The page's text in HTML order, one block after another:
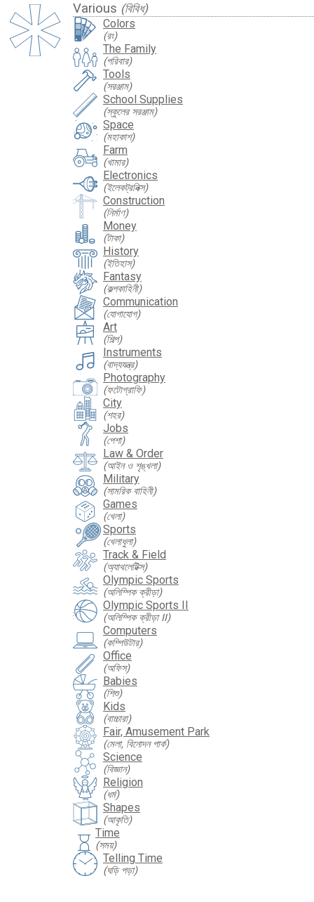
Various (বিবিধ)
Colors
(রং)
The Family
(পরিবার)
Tools
(সরঞ্জাম)
School Supplies
(স্কুলের সরঞ্জাম)
Space
(মহাকাশ)
Farm
(খামার)
Electronics
(ইলেকট্রনিক্স)
Construction
(নির্মাণ)
Money
(টাকা)
History
(ইতিহাস)
Fantasy
(কল্পকাহিনী)
Communication
(যোগাযোগ)
Art
(শিল্প)
Instruments
(বাদ্যযন্ত্র)
Photography
(ফটোগ্রাফি)
City
(শহর)
Jobs
(পেশা)
Law & Order
(আইন ও শৃঙ্খলা)
Military
(সামরিক বাহিনী)
Games
(খেলা)
Sports
(খেলাধুলা)
Track & Field
(অ্যাথলেটিক্স)
Olympic Sports
(অলিম্পিক ক্রীড়া)
Olympic Sports II
(অলিম্পিক ক্রীড়া II)
Computers
(কম্পিউটার)
Office
(অফিস)
Babies
(শিশু)
Kids
(বাচ্চারা)
Fair, Amusement Park
(মেলা, বিনোদন পার্ক)
Science
(বিজ্ঞান)
Religion
(ধর্ম)
Shapes
(আকৃতি)
hourglass Time
(সময়)
Telling Time
(ঘড়ি পড়া)